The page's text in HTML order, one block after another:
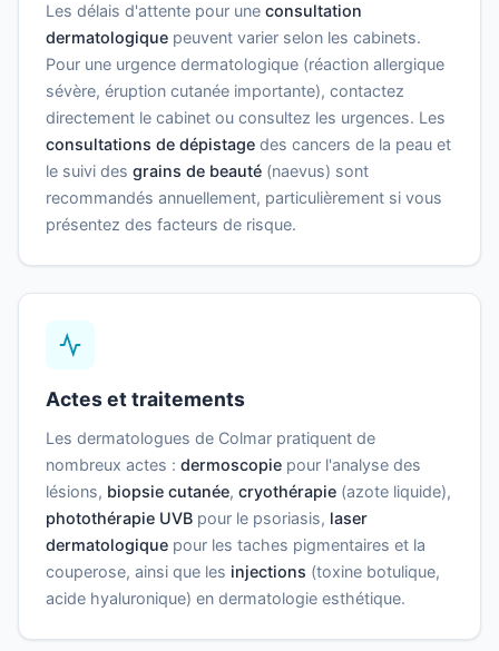
Les délais d'attente pour une consultation
dermatologique peuvent varier selon les cabinets.
Pour une urgence dermatologique (réaction allergique
sévère, éruption cutanée importante), contactez
directement le cabinet ou consultez les urgences. Les
consultations de dépistage des cancers de la peau et
le suivi des grains de beauté (naevus) sont
recommandés annuellement, particulièrement si vous
présentez des facteurs de risque.
Actes et traitements
Les dermatologues de Colmar pratiquent de
nombreux actes : dermoscopie pour l'analyse des
lésions, biopsie cutanée, cryothérapie (azote liquide),
photothérapie UVB pour le psoriasis, laser
dermatologique pour les taches pigmentaires et la
couperose, ainsi que les injections (toxine botulique,
acide hyaluronique) en dermatologie esthétique.